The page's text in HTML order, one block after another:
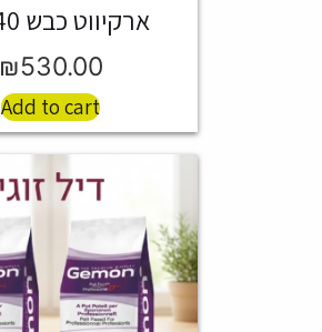
ארקיווט כבש 40 ק...
₪530.00
Add to cart